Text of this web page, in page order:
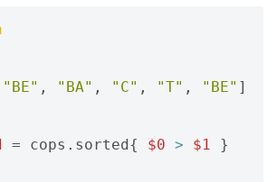
"BE" , "BA" , "C" , "T" , "BE" ]
= cops . sorted{ $0 > $1 }